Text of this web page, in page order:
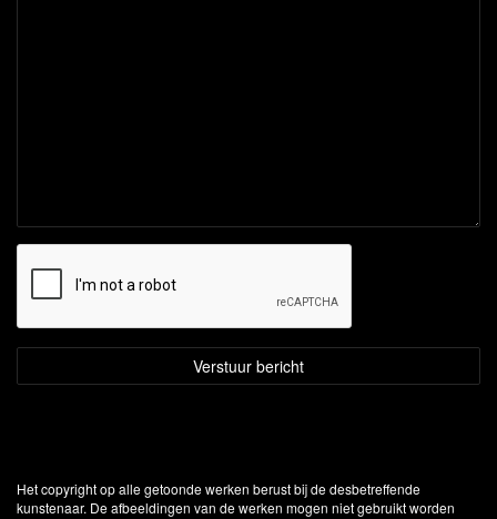
Het copyright op alle getoonde werken berust bij de desbetreffende
kunstenaar. De afbeeldingen van de werken mogen niet gebruikt worden